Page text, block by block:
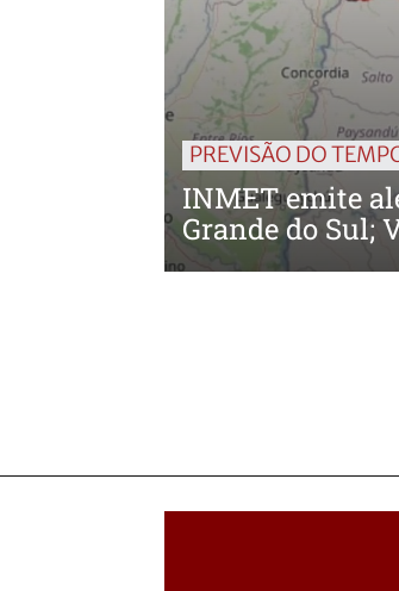
PREVISÃO DO
INMET emite
Grande do Sul;